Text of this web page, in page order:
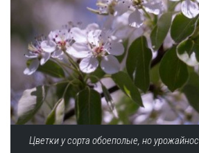
Цветки у сорта обоеполые, но